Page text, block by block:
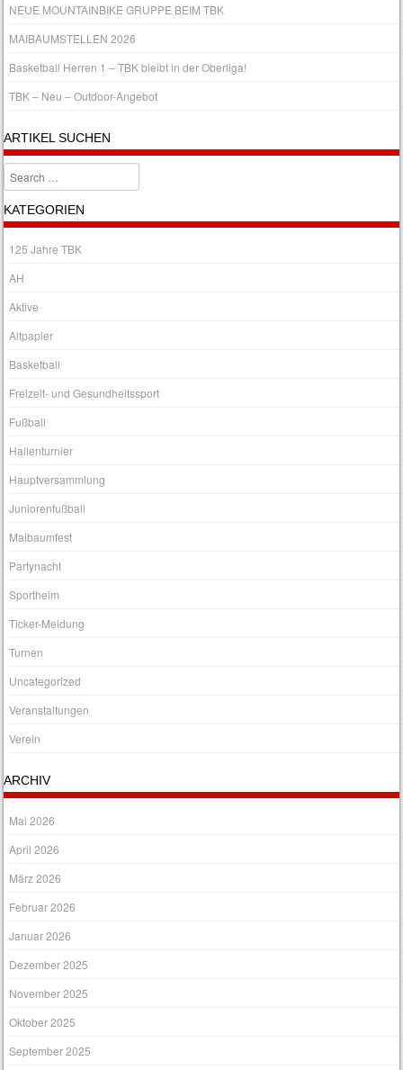
NEUE MOUNTAINBIKE GRUPPE BEIM TBK
MAIBAUMSTELLEN 2026
Basketball Herren 1 – TBK bleibt in der Oberliga!
TBK – Neu – Outdoor-Angebot
ARTIKEL SUCHEN
Search
KATEGORIEN
125 Jahre TBK
AH
Aktive
Altpapier
Basketball
Freizeit- und Gesundheitssport
Fußball
Hallenturnier
Hauptversammlung
Juniorenfußball
Maibaumfest
Partynacht
Sportheim
Ticker-Meldung
Turnen
Uncategorized
Veranstaltungen
Verein
ARCHIV
Mai 2026
April 2026
März 2026
Februar 2026
Januar 2026
Dezember 2025
November 2025
Oktober 2025
September 2025